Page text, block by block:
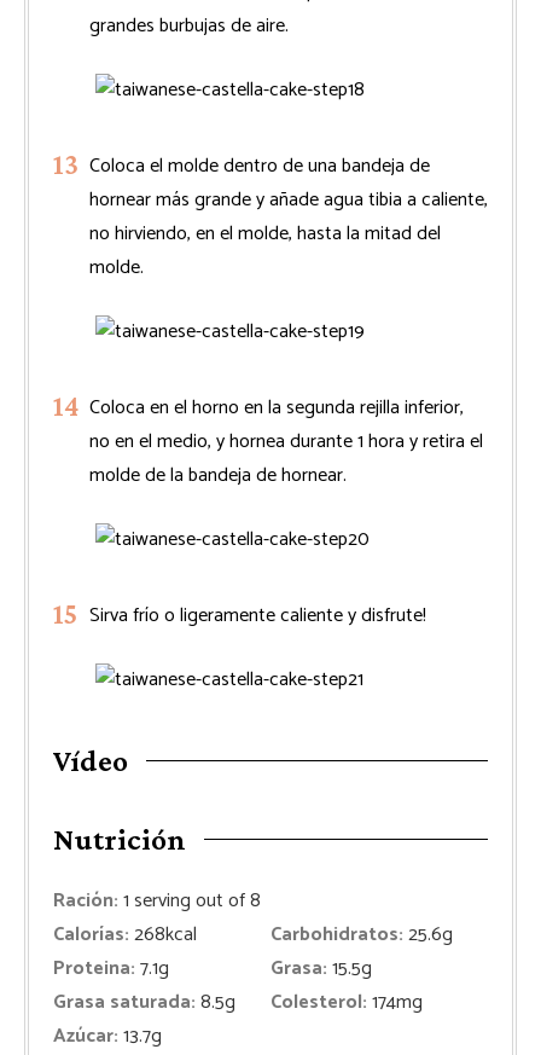
grandes burbujas de aire.
Coloca el molde dentro de una bandeja de
hornear más grande y añade agua tibia a caliente,
no hirviendo, en el molde, hasta la mitad del
molde.
Coloca en el horno en la segunda rejilla inferior,
no en el medio, y hornea durante 1 hora y retira el
molde de la bandeja de hornear.
Sirva frío o ligeramente caliente y disfrute!
Vídeo
Nutrición
Ración:1serving out of 8
Calorías:268kcal Carbohidratos:25.6g
Proteina:7.1g Grasa:15.5g
Grasa saturada:8.5g Colesterol:174mg
Azúcar:13.7g